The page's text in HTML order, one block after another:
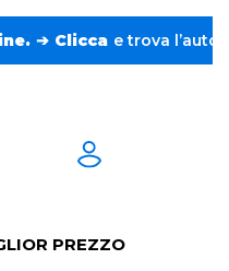
e trova l’auto perfetta
PREZZO